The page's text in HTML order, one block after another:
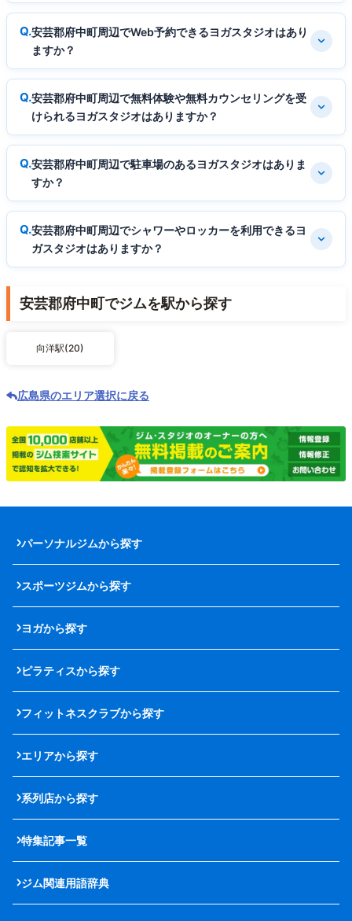
安芸郡府中町周辺でWeb予約できるヨガスタジオはあり
ますか？
安芸郡府中町周辺で無料体験や無料カウンセリングを受
けられるヨガスタジオはありますか？
安芸郡府中町周辺で駐車場のあるヨガスタジオはありま
すか？
安芸郡府中町周辺でシャワーやロッカーを利用できるヨ
ガスタジオはありますか？
安芸郡府中町でジムを駅から探す
向洋駅(20)
広島県のエリア選択に戻る
パーソナルジムから探す
スポーツジムから探す
ヨガから探す
ピラティスから探す
フィットネスクラブから探す
エリアから探す
系列店から探す
特集記事一覧
ジム関連用語辞典